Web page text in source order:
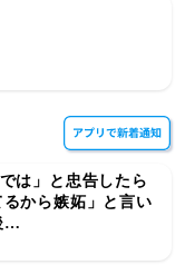
は」と忠告したら
るから嫉妬」と言い
…